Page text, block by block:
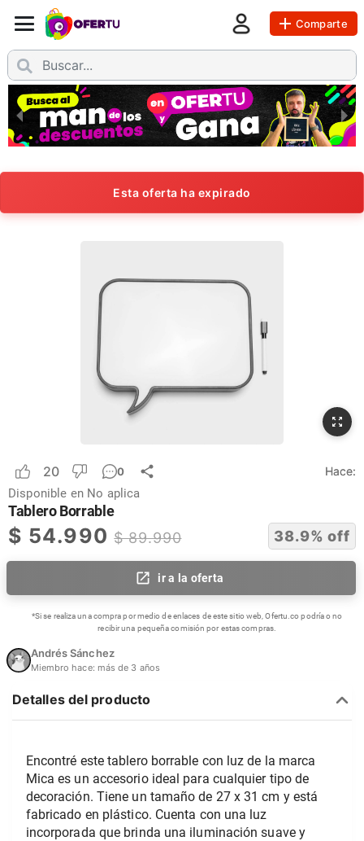
Comparte
Esta oferta ha expirado
20 0 Hace:
Disponible en No aplica
Tablero Borrable
$ 54.990 $89.990 38.9% off
ir a la oferta
*Si se realiza una compra por medio de enlaces de este sitio web, Ofertu.co podría o no
recibir una pequeña comisión por estas compras.
Andrés Sánchez
Miembro hace: más de 3 años
Detalles del producto
Encontré este tablero borrable con luz de la marca
Mica es un accesorio ideal para cualquier tipo de
decoración. Tiene un tamaño de 27 x 31 cm y está
fabricado en plástico. Cuenta con una luz
incorporada que brinda una iluminación suave y